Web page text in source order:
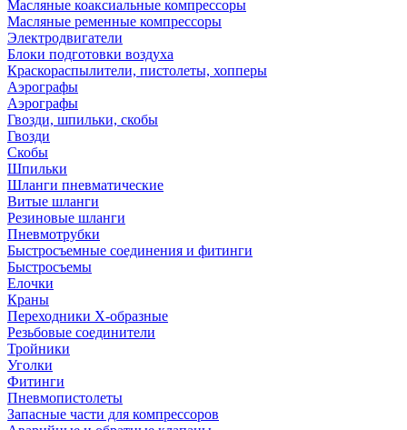
Масляные коаксиальные компрессоры
Масляные ременные компрессоры
Электродвигатели
Блоки подготовки воздуха
Краскораспылители, пистолеты, хопперы
Аэрографы
Аэрографы
Гвозди, шпильки, скобы
Гвозди
Скобы
Шпильки
Шланги пневматические
Витые шланги
Резиновые шланги
Пневмотрубки
Быстросъемные соединения и фитинги
Быстросъемы
Елочки
Краны
Переходники Х-образные
Резьбовые соединители
Тройники
Уголки
Фитинги
Пневмопистолеты
Запасные части для компрессоров